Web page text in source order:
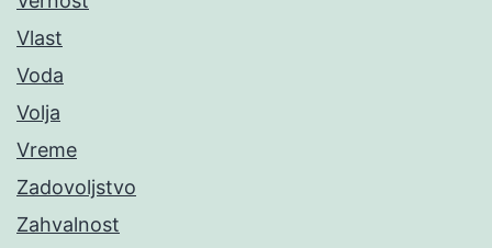
Vlast
Voda
Volja
Vreme
Zadovoljstvo
Zahvalnost